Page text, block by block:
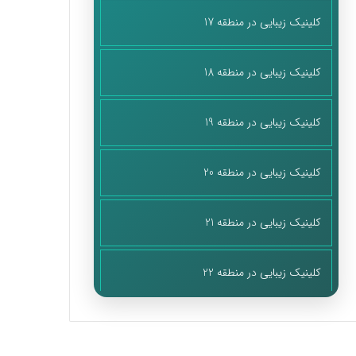
کلینیک زیبایی در منطقه 17
کلینیک زیبایی در منطقه 18
کلینیک زیبایی در منطقه 19
کلینیک زیبایی در منطقه 20
کلینیک زیبایی در منطقه 21
کلینیک زیبایی در منطقه 22